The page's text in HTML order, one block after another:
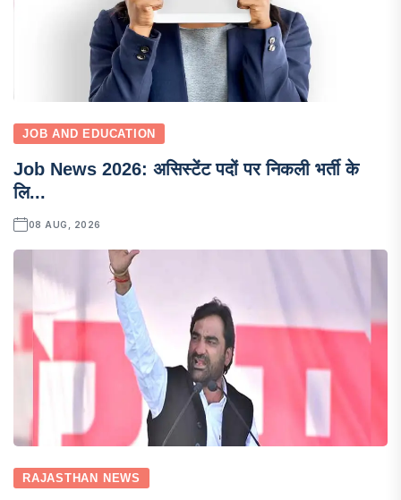
JOB AND EDUCATION
Job News 2026: असिस्टेंट पदों पर निकली भर्ती के
लि...
08 AUG, 2026
RAJASTHAN NEWS